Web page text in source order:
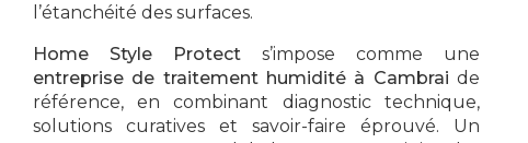
l’étanchéité des surfaces.
Home Style Protect s’impose comme une
entreprise de traitement humidité à Cambrai de
référence, en combinant diagnostic technique,
solutions curatives et savoir-faire éprouvé. Un